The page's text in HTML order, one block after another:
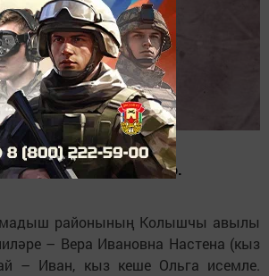
төшерелгән фото.
районының Колышчы авылы
– Вера Ивановна Настена (кыз
– Иван, кыз кеше Ольга исемле.